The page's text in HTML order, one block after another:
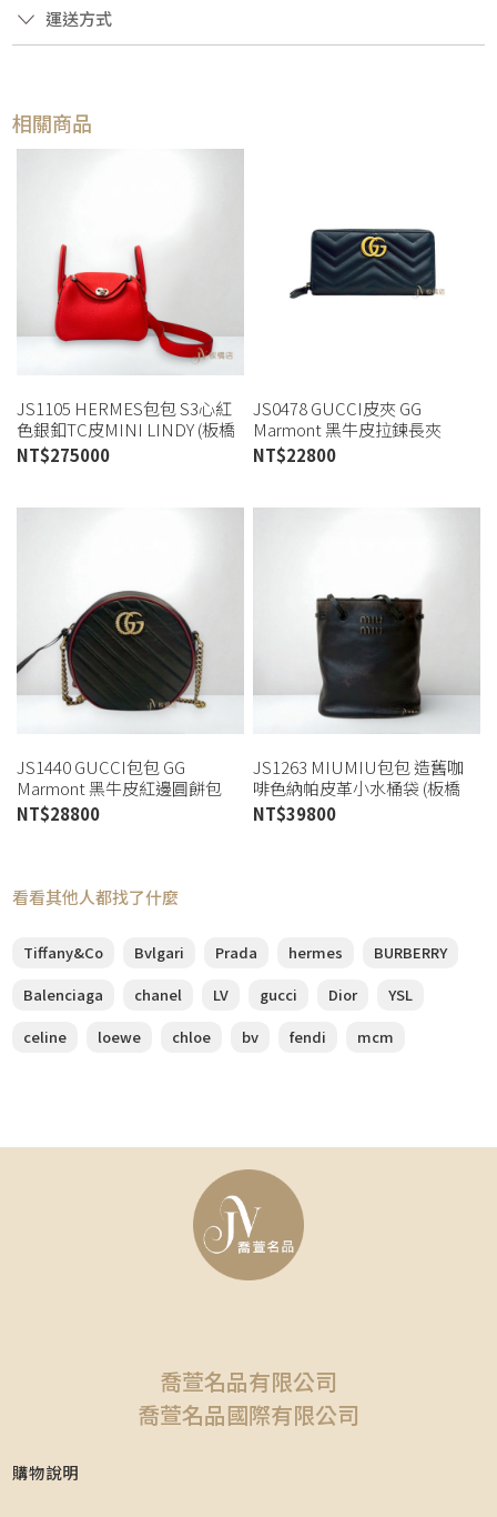
運送方式
相關商品
JS1105 HERMES包包 S3心紅
色銀釦TC皮MINI LINDY (板橋
店)
NT$275000
JS0478 GUCCI皮夾 GG
Marmont 黑牛皮拉鍊長夾
443123 (板橋店)
NT$22800
JS1440 GUCCI包包 GG
Marmont 黑牛皮紅邊圓餅包
550154 (板橋店)
NT$28800
JS1263 MIUMIU包包 造舊咖
啡色納帕皮革小水桶袋 (板橋
店)
NT$39800
看看其他人都找了什麼
Tiffany&Co Bvlgari Prada hermes
BURBERRY
Balenciaga
chanel LV gucci Dior
YSL
celine
loewe chloe bv fendi mcm
喬萱名品有限公司
喬萱名品國際有限公司
購物說明